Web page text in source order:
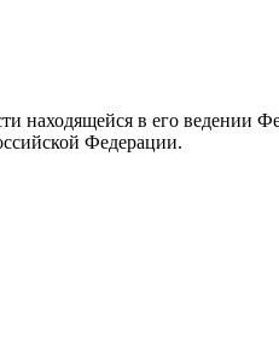
находящейся в его ведении
Федерации.